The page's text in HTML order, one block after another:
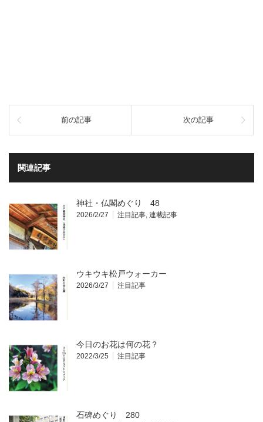
前の記事 次の記事
関連記事
神社・仏閣めぐり 48
2026/2/27 注目記事, 連載記事
ウキウキ松戸ウォーカー
2026/3/27 注目記事
今日のお花は何の花？
2022/3/25 注目記事
石碑めぐり 280